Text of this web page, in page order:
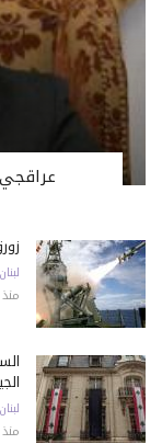
لبنان
منذ 5 أيام
لبنان
منذ 5 أيام